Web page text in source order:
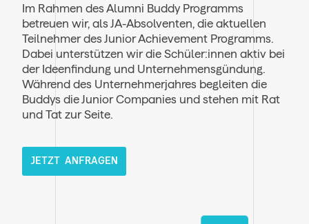
Im Rahmen des Alumni Buddy Programms
betreuen wir, als JA-Absolventen, die aktuellen
Teilnehmer des Junior Achievement Programms.
Dabei unterstützen wir die Schüler:innen aktiv bei
der Ideenfindung und Unternehmensgündung.
Während des Unternehmerjahres begleiten die
Buddys die Junior Companies und stehen mit Rat
und Tat zur Seite.
JETZT ANFRAGEN